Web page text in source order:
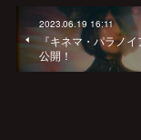
2023.06.19 16:11
『キネマ・パラノ
公開！